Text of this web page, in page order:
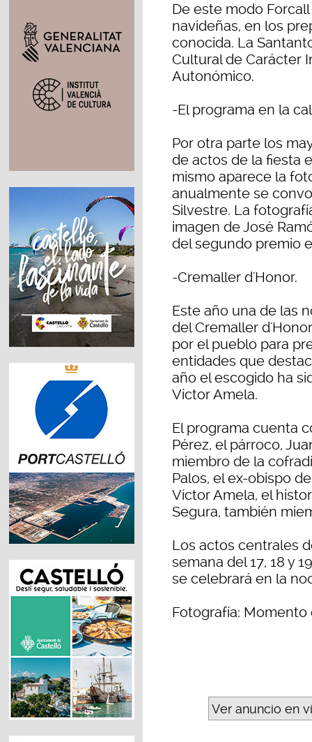
De este modo
navideñas, en los
conocida. La
Cultural de Carácter
Autonómico.
-El programa en la
Por otra parte los
de actos de la fiesta
mismo aparece la
anualmente se
Silvestre. La
imagen de José
del segundo premio
-Cremaller d'Honor.
Este año una de las
del Cremaller
por el pueblo para
entidades que
año el escogido ha
Víctor Amela.
El programa cuenta
Pérez, el párroco,
miembro de la
Palos, el ex-obispo
Víctor Amela, el
Segura, también
Los actos centrales
semana del 17, 18 y
se celebrará en la
Fotografía: Momento
Ver anuncio en